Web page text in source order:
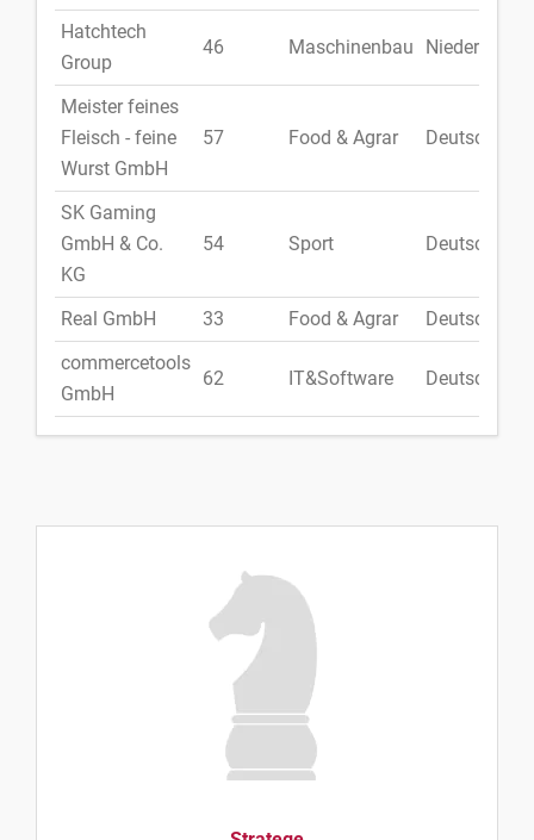
Hatchtech
Group
46 Maschinenbau Niederlande
Meister feines
Fleisch - feine
Wurst GmbH
57 Food & Agrar Deutschland
SK Gaming
GmbH & Co.
KG
54 Sport Deutschland
Real GmbH 33 Food & Agrar
Deutschland
commercetools
GmbH
62 IT&Software Deutschland